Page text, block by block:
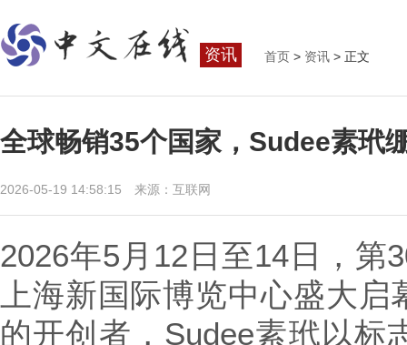
资讯 首页 > 资讯 > 正文
全球畅销35个国家，Sudee素玳
2026-05-19 14:58:15 来源：互联网
2026年5月12日至14日，第
上海新国际博览中心盛大
的开创者，Sudee素玳以标